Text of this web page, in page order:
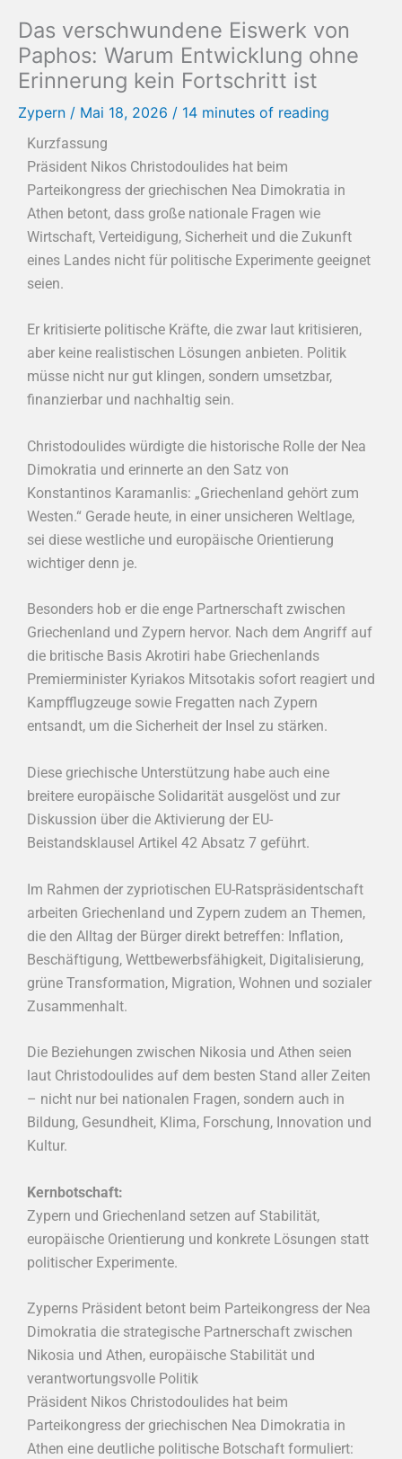
Das verschwundene Eiswerk von
Paphos: Warum Entwicklung ohne
Erinnerung kein Fortschritt ist
Zypern / Mai 18, 2026 / 14 minutes of reading
Kurzfassung
Präsident Nikos Christodoulides hat beim
Parteikongress der griechischen Nea Dimokratia in
Athen betont, dass große nationale Fragen wie
Wirtschaft, Verteidigung, Sicherheit und die Zukunft
eines Landes nicht für politische Experimente geeignet
seien.
Er kritisierte politische Kräfte, die zwar laut kritisieren,
aber keine realistischen Lösungen anbieten. Politik
müsse nicht nur gut klingen, sondern umsetzbar,
finanzierbar und nachhaltig sein.
Christodoulides würdigte die historische Rolle der Nea
Dimokratia und erinnerte an den Satz von
Konstantinos Karamanlis: „Griechenland gehört zum
Westen.“ Gerade heute, in einer unsicheren Weltlage,
sei diese westliche und europäische Orientierung
wichtiger denn je.
Besonders hob er die enge Partnerschaft zwischen
Griechenland und Zypern hervor. Nach dem Angriff auf
die britische Basis Akrotiri habe Griechenlands
Premierminister Kyriakos Mitsotakis sofort reagiert und
Kampfflugzeuge sowie Fregatten nach Zypern
entsandt, um die Sicherheit der Insel zu stärken.
Diese griechische Unterstützung habe auch eine
breitere europäische Solidarität ausgelöst und zur
Diskussion über die Aktivierung der EU-
Beistandsklausel Artikel 42 Absatz 7 geführt.
Im Rahmen der zypriotischen EU-Ratspräsidentschaft
arbeiten Griechenland und Zypern zudem an Themen,
die den Alltag der Bürger direkt betreffen: Inflation,
Beschäftigung, Wettbewerbsfähigkeit, Digitalisierung,
grüne Transformation, Migration, Wohnen und sozialer
Zusammenhalt.
Die Beziehungen zwischen Nikosia und Athen seien
laut Christodoulides auf dem besten Stand aller Zeiten
– nicht nur bei nationalen Fragen, sondern auch in
Bildung, Gesundheit, Klima, Forschung, Innovation und
Kultur.
Kernbotschaft:
Zypern und Griechenland setzen auf Stabilität,
europäische Orientierung und konkrete Lösungen statt
politischer Experimente.
Zyperns Präsident betont beim Parteikongress der Nea
Dimokratia die strategische Partnerschaft zwischen
Nikosia und Athen, europäische Stabilität und
verantwortungsvolle Politik
Präsident Nikos Christodoulides hat beim
Parteikongress der griechischen Nea Dimokratia in
Athen eine deutliche politische Botschaft formuliert: